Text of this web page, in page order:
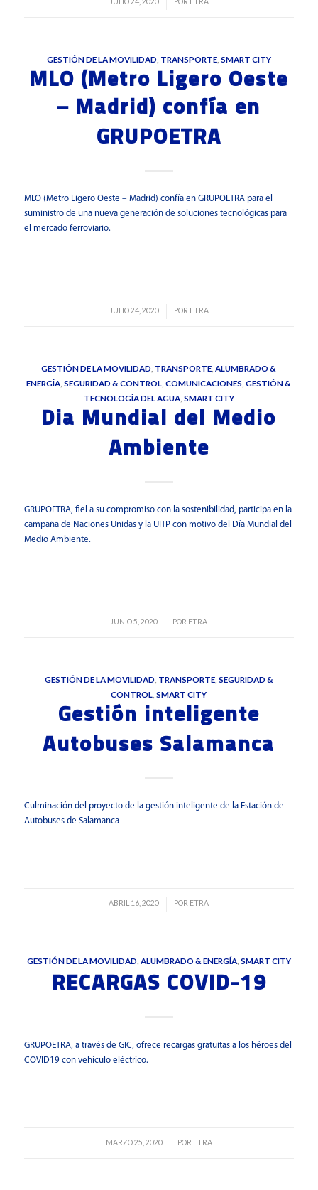
/
GESTIÓN DE LA MOVILIDAD TRANSPORTE, SMART CITY
MLO (Metro Ligero Oeste
– Madrid) confía en
GRUPOETRA
MLO (Metro Ligero Oeste – Madrid) confía en GRUPOETRA para el
suministro de una nueva generación de soluciones tecnológicas para
el mercado ferroviario.
JULIO 24, 2020
/ POR ETRA
GESTIÓN DE LA MOVILIDAD TRANSPORTE ,ALUMBRADO &
ENERGÍA ,SEGURIDAD & CONTROL ,COMUNICACIONES ,GESTIÓN &
TECNOLOGÍA DEL AGUA, SMART CITY
Dia Mundial del Medio
Ambiente
GRUPOETRA, fiel a su compromiso con la sostenibilidad, participa en la
campaña de Naciones Unidas y la UITP con motivo del Día Mundial del
Medio Ambiente.
JUNIO 5, 2020
/ POR ETRA
GESTIÓN DE LA MOVILIDAD TRANSPORTE, SEGURIDAD &
CONTROL ,SMART CITY
Gestión inteligente
Autobuses Salamanca
Culminación del proyecto de la gestión inteligente de la Estación de
Autobuses de Salamanca
ABRIL 16, 2020
/ POR ETRA
GESTIÓN DE LA MOVILIDAD ALUMBRADO & ENERGÍA, SMART CITY
RECARGAS COVID-19
GRUPOETRA, a través de GIC, ofrece recargas gratuitas a los héroes del
COVID19 con vehículo eléctrico.
MARZO 25, 2020
/ POR ETRA